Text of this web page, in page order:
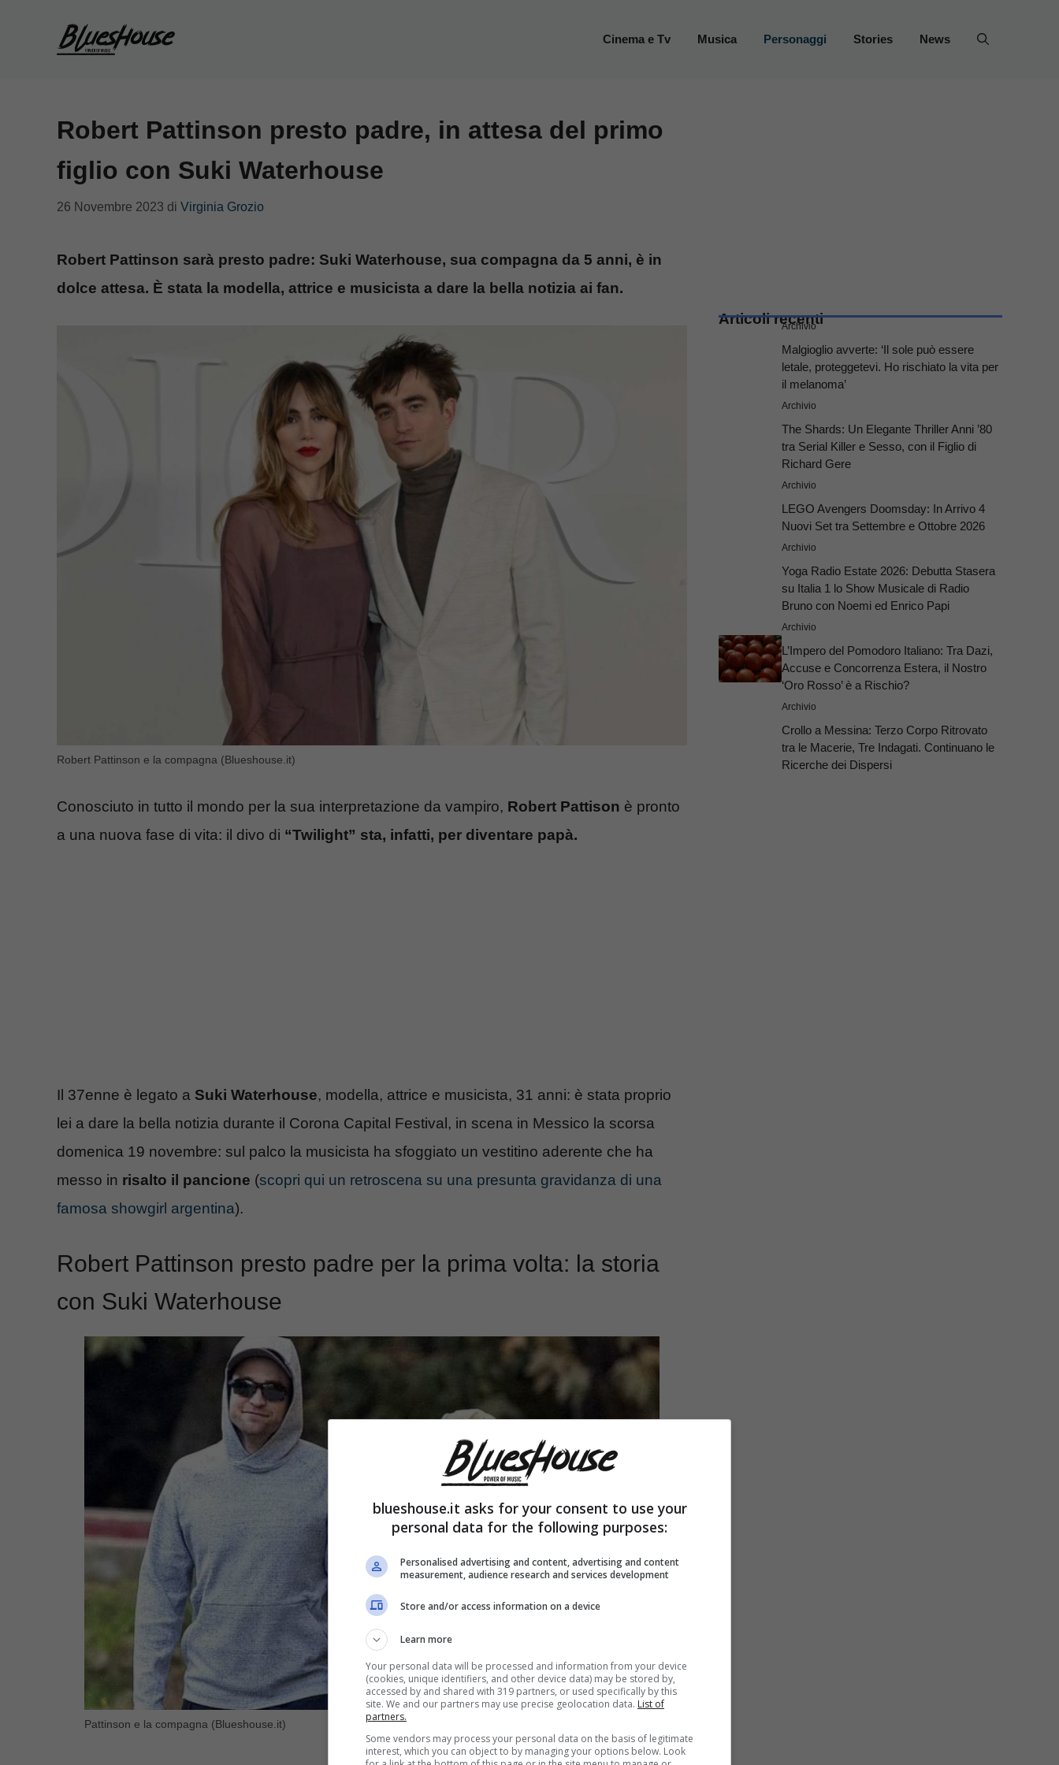
Cinema e Tv Musica Personaggi Stories News
Robert Pattinson presto padre, in attesa del primo
figlio con Suki Waterhouse
26 Novembre 2023 di Virginia Grozio
Robert Pattinson sarà presto padre: Suki Waterhouse, sua compagna da 5 anni, è in
dolce attesa. È stata la modella, attrice e musicista a dare la bella notizia ai fan.
Robert Pattinson e la compagna (Blueshouse.it)
Conosciuto in tutto il mondo per la sua interpretazione da vampiro, Robert Pattison è pronto
a una nuova fase di vita: il divo di “Twilight” sta, infatti, per diventare papà.
Il 37enne è legato a Suki Waterhouse, modella, attrice e musicista, 31 anni: è stata proprio
lei a dare la bella notizia durante il Corona Capital Festival, in scena in Messico la scorsa
domenica 19 novembre: sul palco la musicista ha sfoggiato un vestitino aderente che ha
messo in risalto il pancione (scopri qui un retroscena su una presunta gravidanza di una
famosa showgirl argentina).
Robert Pattinson presto padre per la prima volta: la storia
con Suki Waterhouse
Pattinson e la compagna (Blueshouse.it)
Articoli recenti
Archivio
Malgioglio avverte: ‘Il sole può essere
letale, proteggetevi. Ho rischiato la vita per
il melanoma’
Archivio
The Shards: Un Elegante Thriller Anni ’80
tra Serial Killer e Sesso, con il Figlio di
Richard Gere
Archivio
LEGO Avengers Doomsday: In Arrivo 4
Nuovi Set tra Settembre e Ottobre 2026
Archivio
Yoga Radio Estate 2026: Debutta Stasera
su Italia 1 lo Show Musicale di Radio
Bruno con Noemi ed Enrico Papi
Archivio
L’Impero del Pomodoro Italiano: Tra Dazi,
Accuse e Concorrenza Estera, il Nostro
‘Oro Rosso’ è a Rischio?
Archivio
Crollo a Messina: Terzo Corpo Ritrovato
tra le Macerie, Tre Indagati. Continuano le
Ricerche dei Dispersi
blueshouse.it asks for your consent to use your
personal data for the following purposes:
Personalised advertising and content, advertising and content
measurement, audience research and services development
Store and/or access information on a device
Learn more
Your personal data will be processed and information from your device
(cookies, unique identifiers, and other device data) may be stored by,
accessed by and shared with 319 partners, or used specifically by this
site. We and our partners may use precise geolocation data. List of
partners.
Some vendors may process your personal data on the basis of legitimate
interest, which you can object to by managing your options below. Look